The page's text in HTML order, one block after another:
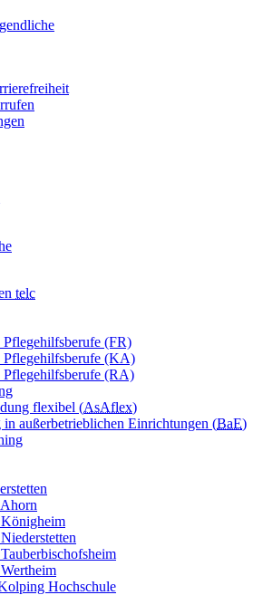
telc
(FR)
(KA)
(RA)
flexibel (AsAflex)
außerbetrieblichen Einrichtungen (BaE)
Hochschule